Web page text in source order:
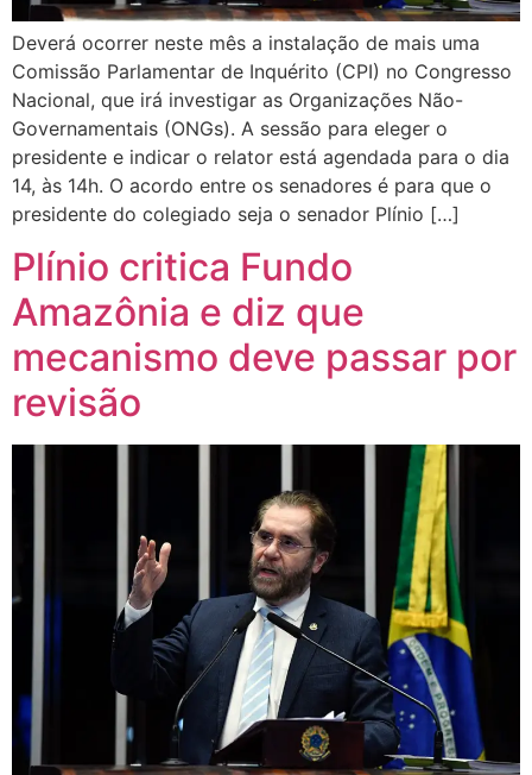
Deverá ocorrer neste mês a instalação de mais uma
Comissão Parlamentar de Inquérito (CPI) no Congresso
Nacional, que irá investigar as Organizações Não-
Governamentais (ONGs). A sessão para eleger o
presidente e indicar o relator está agendada para o dia
14, às 14h. O acordo entre os senadores é para que o
presidente do colegiado seja o senador Plínio […]
Plínio critica Fundo
Amazônia e diz que
mecanismo deve passar por
revisão